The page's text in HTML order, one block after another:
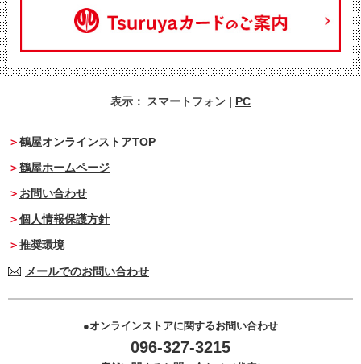
表示： スマートフォン | PC
鶴屋オンラインストアTOP
鶴屋ホームページ
お問い合わせ
個人情報保護方針
推奨環境
メールでのお問い合わせ
オンラインストアに関するお問い合わせ
096-327-3215